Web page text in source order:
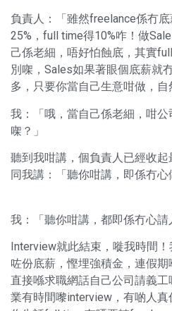
負責人：「雖然freelance係冇
25%，full time得10%咋！做
己係老細，唔好怕蝕底，其實
別㗎，Sales如果著眼個底薪就
多，只要你當自己生意咁做，自
我：「哦，當自己係老細，咁
㗎？」
聽到我咁講，個負責人已經收
同我講：「聽你咁講，即係冇心
我：「聽你咁講，都即係冇心請
Interview就此結束，嘥我時間
咗份底薪，慳埋強積金，連假
直接喺求職網話自己公司請義
業有時間嚟interview，有啲人